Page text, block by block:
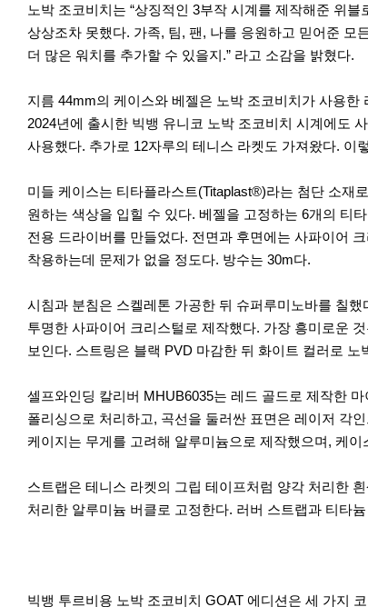
이
전
다
음
노박 조코비치는 “상징적인 3부작 시계를 제작해준 위
상상조차 못했다. 가족, 팀, 팬, 나를 응원하고 믿어준 모
더 많은 워치를 추가할 수 있을지.” 라고 소감을 밝혔다.
지름 44mm의 케이스와 베젤은 노박 조코비치가 사용
2024년에 출시한 빅뱅 유니코 노박 조코비치 시계에도
사용했다. 추가로 12자루의 테니스 라켓도 가져왔다. 이
미들 케이스는 티타플라스트(Titaplast®)라는 첨단 소재
원하는 색상을 입힐 수 있다. 베젤을 고정하는 6개의 티
전용 드라이버를 만들었다. 전면과 후면에는 사파이어
착용하는데 문제가 없을 정도다. 방수는 30m다.
시침과 분침은 스켈레톤 가공한 뒤 슈퍼루미노바를 칠
투명한 사파이어 크리스털로 제작했다. 가장 흥미로운
보인다. 스트링은 블랙 PVD 마감한 뒤 화이트 컬러로
셀프와인딩 칼리버 MHUB6035는 레드 골드로 제작한
폴리싱으로 처리하고, 곡선을 둘러싼 표면은 레이저 각
케이지는 무게를 고려해 알루미늄으로 제작했으며, 케
스트랩은 테니스 라켓의 그립 테이프처럼 양각 처리한
처리한 알루미늄 버클로 고정한다. 러버 스트랩과 티타
빅뱅 투르비용 노박 조코비치 GOAT 에디션은 세 가지